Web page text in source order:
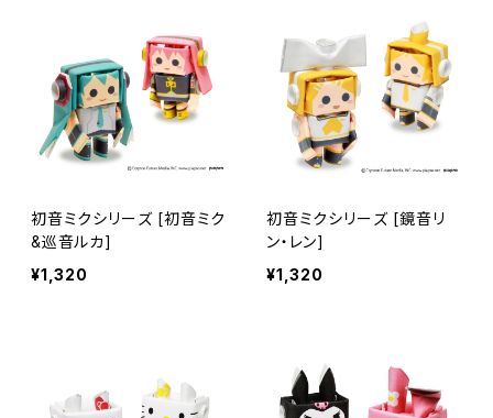
初音ミクシリーズ [初音ミク
&巡音ルカ]
¥1,320
初音ミクシリーズ [鏡音リ
ン・レン]
¥1,320